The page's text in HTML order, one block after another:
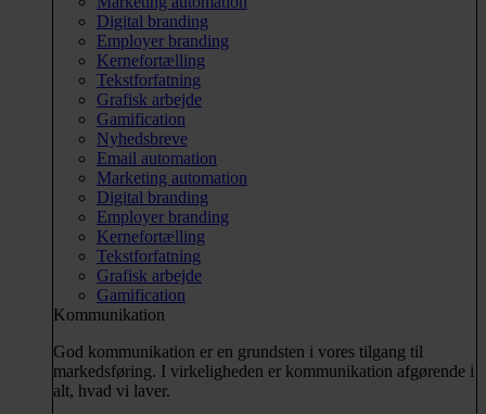
Digital branding
Employer branding
Kernefortælling
Tekstforfatning
Grafisk arbejde
Gamification
Nyhedsbreve
Email automation
Marketing automation
Digital branding
Employer branding
Kernefortælling
Tekstforfatning
Grafisk arbejde
Gamification
Kommunikation
God kommunikation er en grundsten i vores tilgang til
markedsføring. I virkeligheden er kommunikation afgørende i
alt, hvad vi laver.